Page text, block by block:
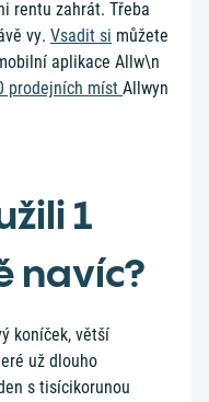
rentu zahrát. Třeba
vy. Vsadit si můžete
aplikace Allw\n
prodejních míst Allwyn
1
navíc?
koníček, větší
už dlouho
s tisícikorunou